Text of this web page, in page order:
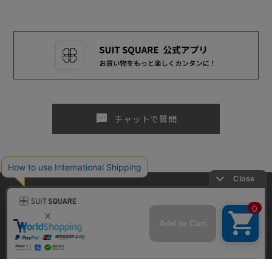
sms チャットで質問
MENS TOP WOMEN TOP
当サイトでは利用体験の向上およびコンテンツの最適な提供、トラフィ
ックの分析を目的としてCookieを使用しています。サイトの閲覧を継続
された場合、Cookieの利用に同意したものといたします。詳細について
はプライバシーポリシー をご確認ください。